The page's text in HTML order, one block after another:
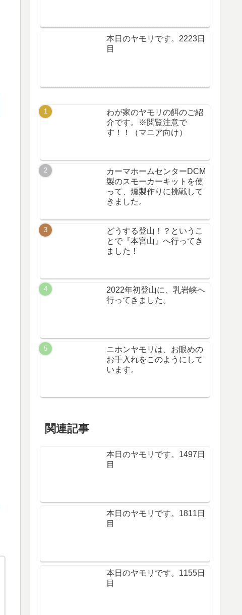
本日のヤモリです。2223日
目
わが家のヤモリの餌のご紹
介です。※閲覧注意で
す！！（マニア向け）
カーマホームセンターDCM
製のスモーカーキットを使
って、燻製作りに挑戦して
きました。
どうする登山！？というこ
とで『本宮山』へ行ってき
ました！
2022年初登山に、乳岩峡へ
行ってきました。
ニホンヤモリは、お眼めの
お手入れをこのようにして
います。
関連記事
本日のヤモリです。1497日
目
本日のヤモリです。1811日
目
本日のヤモリです。1155日
目